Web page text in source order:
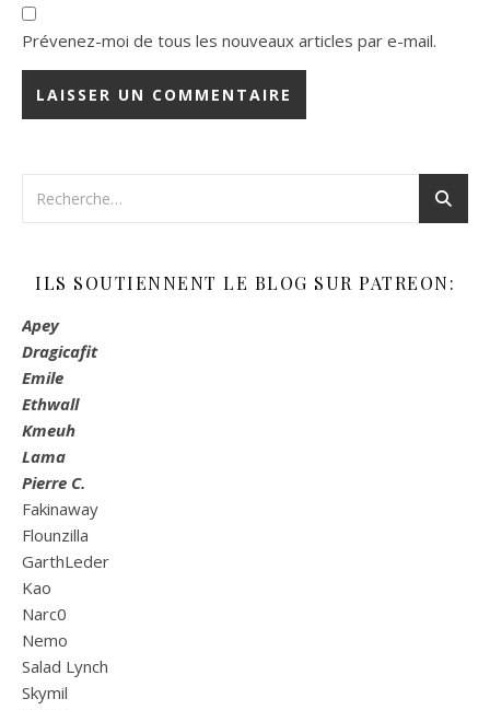
Prévenez-moi de tous les nouveaux articles par e-mail.
ILS SOUTIENNENT LE BLOG SUR PATREON:
Apey
Dragicafit
Emile
Ethwall
Kmeuh
Lama
Pierre C.
Fakinaway
Flounzilla
GarthLeder
Kao
Narc0
Nemo
Salad Lynch
Skymil